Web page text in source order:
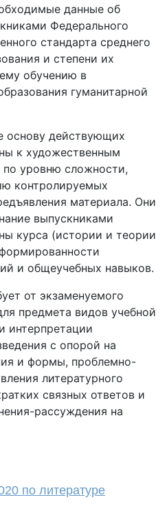
данные об
Федерального
стандарта среднего
и степени их
обучению в
гуманитарной
основу действующих
к художественным
по уровню сложности,
контролируемых
материала. Они
выпускниками
курса (истории и теории
и общеучебных навыков.
от экзаменуемого
предмета видов учебной
интерпретации
с опорой на
и формы, проблемно-
литературного
связных ответов и
рассуждения на
по литературе